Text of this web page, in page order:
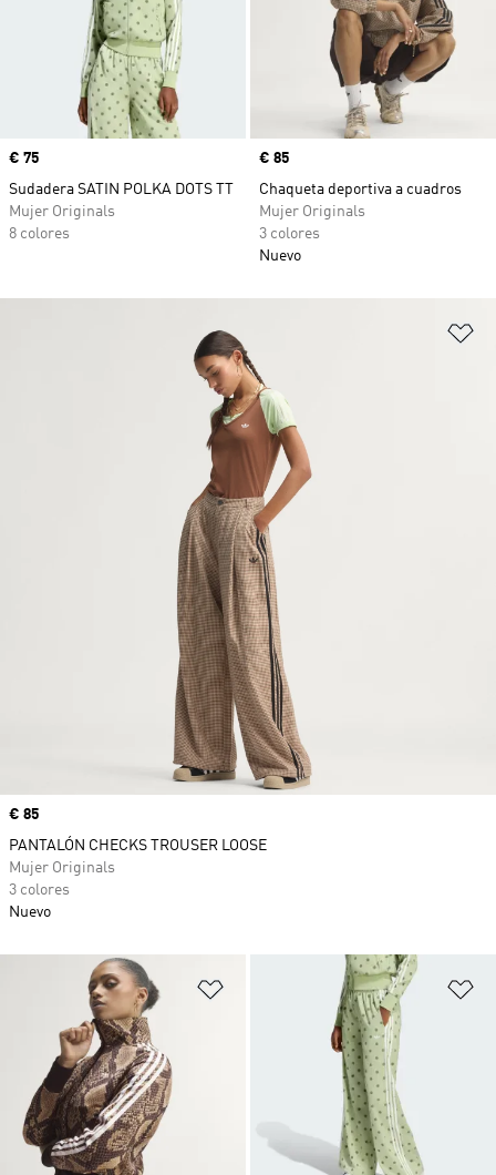
Precio
€ 75
Sudadera SATIN POLKA DOTS TT
Mujer Originals
8 colores
Precio
€ 85
Chaqueta deportiva a cuadros
Mujer Originals
3 colores
Nuevo
Añadir a la lista de deseos
Precio
€ 85
PANTALÓN CHECKS TROUSER LOOSE
Mujer Originals
3 colores
Nuevo